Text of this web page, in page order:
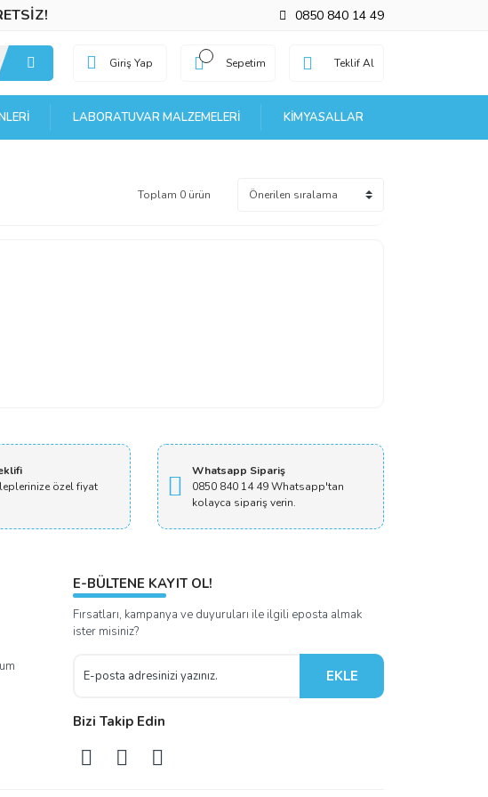
0850 840 14 49
Giriş Yap Sepetim Teklif Al
LABORATUVAR MALZEMELERI KIMYASALLAR
Toplam 0 ürün
özel fiyat
Whatsapp Sipariş
0850 840 14 49 Whatsapp'tan
kolayca sipariş verin.
E-BÜLTENE KAYIT OL!
Fırsatları, kampanya ve duyuruları ile ilgili eposta almak
ister misiniz?
EKLE
Bizi Takip Edin